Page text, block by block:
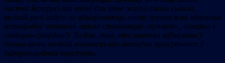
частка Беларусі (на вялікі для мяне жаль) амаль сышла,
вялікай ролі габрэі не адыгрываюць, таму пераважна мішэнямі
ксенафобаў апошнімі гадамі становяцца «чучмекі» «азеры» і
«підары» (пардон!). То бок, тыя, хто навокал заўважны ў
больш-менш вялікай колькасці або актыўна прысутнічае ў
інфармацыйнай прасторы.